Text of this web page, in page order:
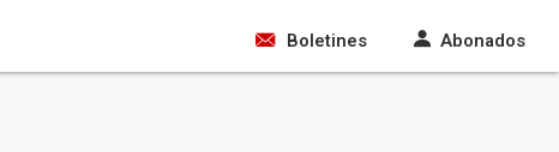
Boletines Abonados